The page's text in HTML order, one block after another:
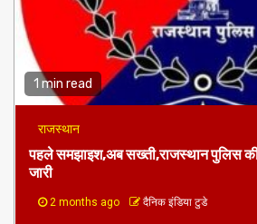
1 min read
राजस्थान
पहले समझाइश,अब सख्ती,राजस्थान पुलिस
जारी
2 months ago दैनिक इंडिया टुडे